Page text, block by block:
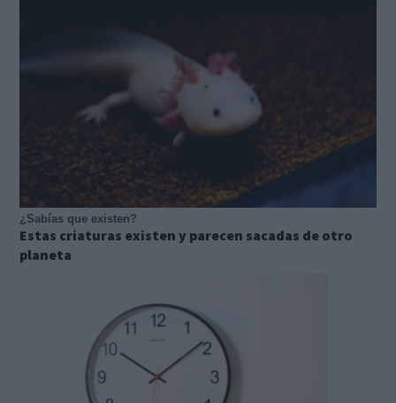
¿Sabías que existen?
Estas criaturas existen y parecen sacadas de otro
planeta